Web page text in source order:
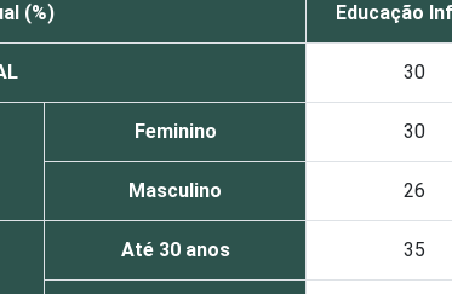
(%) Educação
30
Feminino 30
Masculino 26
Até 30 anos 35